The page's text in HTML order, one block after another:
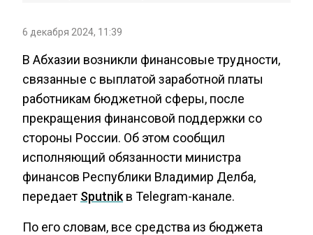
6 декабря 2024, 11:39
В Абхазии возникли финансовые трудности,
связанные с выплатой заработной платы
работникам бюджетной сферы, после
прекращения финансовой поддержки со
стороны России. Об этом сообщил
исполняющий обязанности министра
финансов Республики Владимир Делба,
передает Sputnik в Telegram-канале.
По его словам, все средства из бюджета